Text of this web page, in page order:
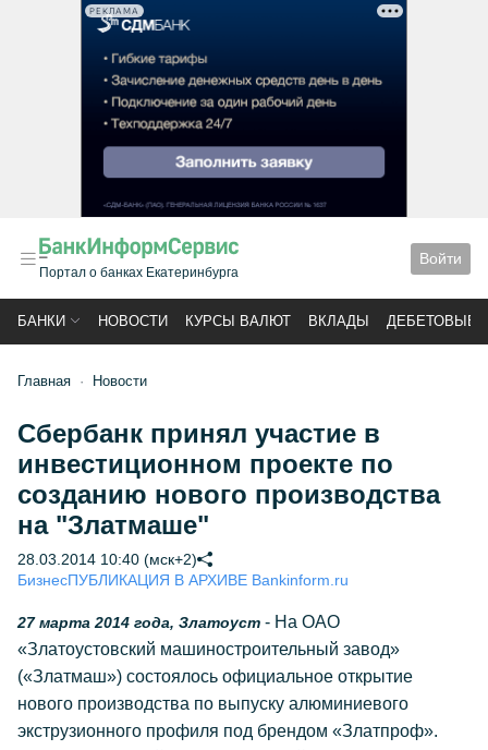
РЕКЛАМА
Портал о банках Екатеринбурга
Войти
БАНКИ НОВОСТИ КУРСЫ ВАЛЮТ ВКЛАДЫ ДЕБЕТОВЫЕ
Главная Новости
Сбербанк принял участие в
инвестиционном проекте по
созданию нового производства
на "Златмаше"
28.03.2014 10:40 (мск+2)
БизнесПУБЛИКАЦИЯ В АРХИВЕ Bankinform.ru
27 марта 2014 года, Златоуст - На ОАО
«Златоустовский машиностроительный завод»
(«Златмаш») состоялось официальное открытие
нового производства по выпуску алюминиевого
экструзионного профиля под брендом «Златпроф».